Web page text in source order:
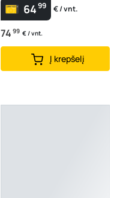
6499 € / vnt.
74 99 € / vnt.
Į krepšelį